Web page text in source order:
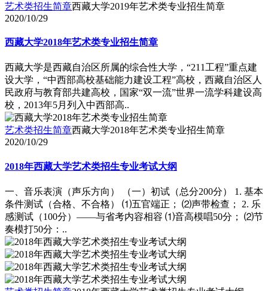
艺术类招生简章西藏大学2019年艺术类专业招生简章
2020/10/29
西藏大学2018年艺术类专业招生简章
西藏大学是西藏自治区所属的综合性大学，“211工程”重点建
设大学，“中西部高校基础能力建设工程”高校，西藏自治区人
民政府与教育部共建高校，国家“双一流”世界一流学科建设高
校，2013年5月列入中西部高..
艺术类招生简章西藏大学2018年艺术类专业招生简章
2020/10/29
2018年西藏大学艺术类招生专业考试大纲
一、音乐表演（声乐方向） （一）初试（总分200分） 1. 基本
条件测试（合格、不合格） ⑴五官端正； ⑵声带检查； 2. 乐
感测试（100分）――与省考内容相容 ⑴音高模唱50分； ⑵节
奏模打50分：..